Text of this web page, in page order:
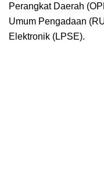
Perangkat Daerah
Umum Pengadaan
Elektronik (LPSE).